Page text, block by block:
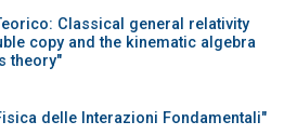
Classical general relativity
copy and the kinematic algebra
theory"
delle Interazioni Fondamentali"